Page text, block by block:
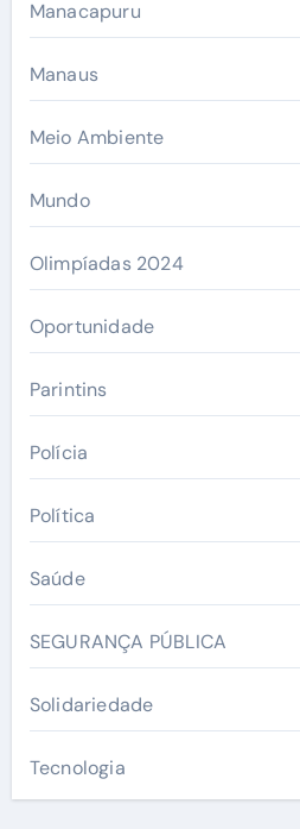
Manacapuru
Manaus
Meio Ambiente
Mundo
Olimpíadas 2024
Oportunidade
Parintins
Polícia
Política
Saúde
SEGURANÇA PÚBLICA
Solidariedade
Tecnologia